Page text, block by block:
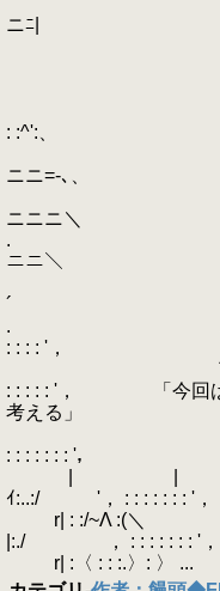
ニﾆ|
|h､ .
|ニ}h､
|二二}h､
Vニニニ}
: :^':、
＼ニ＞
ニニ=-､、
_,.斗: : : : :
ニニニ＼
. ／ﾆ/:./: :/: : : :
ニニ＼
/ﾆﾆ/: :′ : : : : : | :
´
. /ﾆﾆ/ : | : : | : : :
: : : : '，
｀¨¨|: |: | : : | Λ:
: : : : : '， 「今回はシ
考える」
|/|: : : : ￣-=
: : : : : : : '，
| | |/: : :
ｲ:..:/ '， : : : : : : : '，
r| : :/~Λ :(＼
|:./ ， : : : : : : : '，
r| :〈 : : :.〉: 〉 ...